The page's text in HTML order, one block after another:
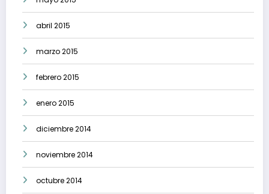
abril 2015
marzo 2015
febrero 2015
enero 2015
diciembre 2014
noviembre 2014
octubre 2014